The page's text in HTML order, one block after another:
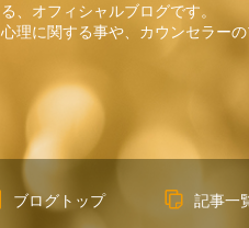
る、オフィシャルブログです。
心理に関する事や、カウンセラー
ブログトップ 記事一